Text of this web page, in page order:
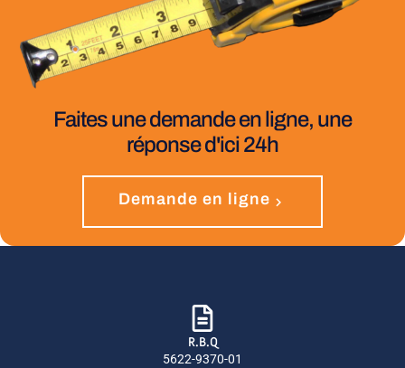
Faites une demande en ligne, une
réponse d'ici 24h
Demande en ligne
R.B.Q
5622-9370-01